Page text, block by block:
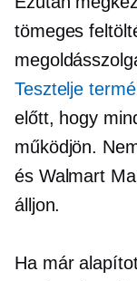
tömeges
Tesztelje
előtt, hogy
működjön.
és Walmart
álljon.
Ha már